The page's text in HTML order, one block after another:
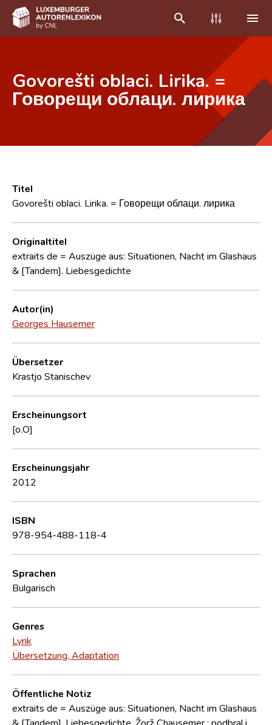
DE FR
Häufige Fragen und Antworten
CNL
Forschungsgruppe
Kontakt
Govorešti oblaci. Lirika. =
Говорещи облаци. лирика
Titel
Govorešti oblaci. Lirika. = Говорещи облаци. лирика
Originaltitel
extraits de = Auszüge aus: Situationen, Nacht im Glashaus
& [Tandem]. Liebesgedichte
Autor(in)
Georges Hausemer
Übersetzer
Krastjo Stanischev
Erscheinungsort
[o.O]
Erscheinungsjahr
2012
ISBN
978-954-488-118-4
Sprachen
Bulgarisch
Genres
Lyrik
Übersetzung, Adaptation
Öffentliche Notiz
extraits de = Auszüge aus: Situationen, Nacht im Glashaus
& [Tandem]. Liebesgedichte. Žorž Chausemer ; podbral i